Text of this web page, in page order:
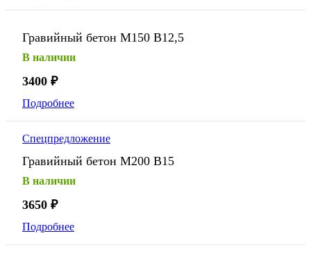
Гравийный бетон М150 В12,5
В наличии
3400 ₽
Подробнее
Спецпредложение
Гравийный бетон М200 В15
В наличии
3650 ₽
Подробнее